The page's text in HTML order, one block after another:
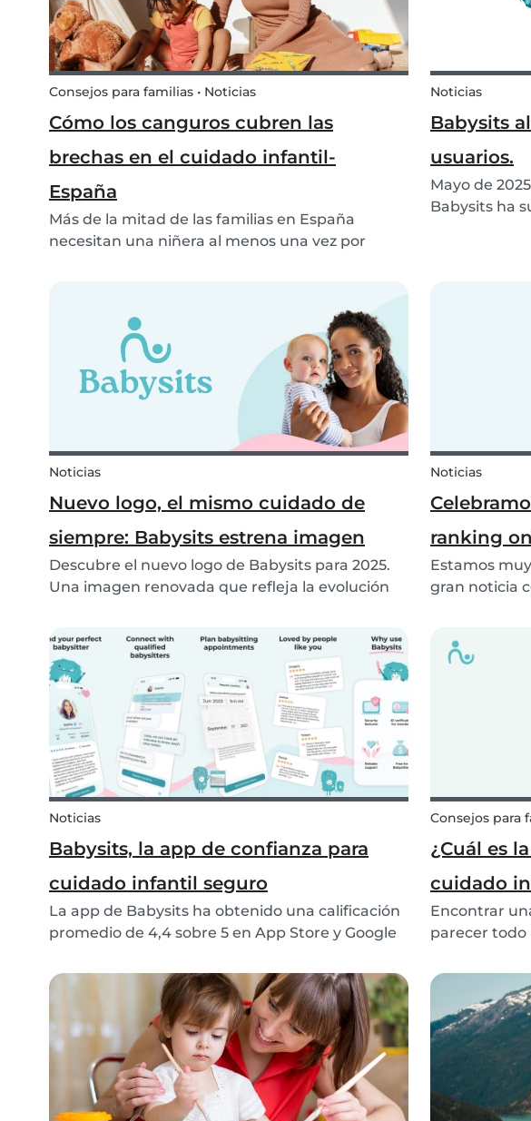
Consejos para familias • Noticias
Cómo los canguros cubren las
brechas en el cuidado infantil-
España
Más de la mitad de las familias en España
necesitan una niñera al menos una vez por
laboral. Esto pone de manifiesto que el cuidado
de niños se ha...
Noticias
Babysits
usuarios.
Mayo de
Babysits ha
Noticias
Nuevo logo, el mismo cuidado de
siempre: Babysits estrena imagen
Descubre el nuevo logo de Babysits para 2025.
Una imagen renovada que refleja la evolución
canguros de confianza en todo el mundo.
Noticias
ranking
Estamos
gran noticia
Infantil en
Noticias
Babysits, la app de confianza para
cuidado infantil seguro
La app de Babysits ha obtenido una calificación
promedio de 4,4 sobre 5 en App Store y Google
2 millones de descargas. Esto refleja las
experiencias positivas de familias y canguros de
todo...
Consejos para
¿Cuál es
cuidado
Encontrar
parecer todo
persona.
canguro a
una sobrina o